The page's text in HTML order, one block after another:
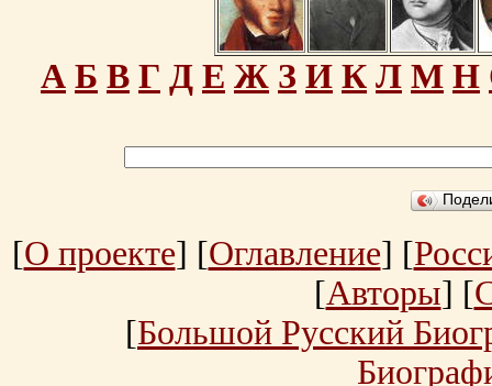
А Б В Г Д Е Ж З И К Л М Н
[О проекте] [Оглавление] [
[Авторы] [
[Большой Русский